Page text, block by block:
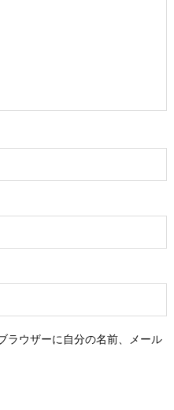
ラウザーに自分の名前、メール